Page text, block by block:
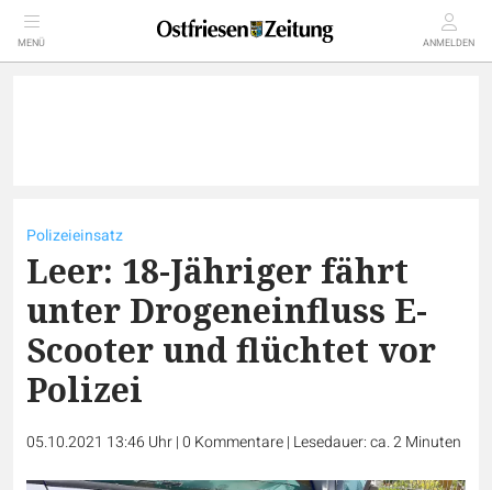
MENÜ ANMELDEN
Polizeieinsatz
Leer: 18-Jähriger fährt
unter Drogeneinfluss E-
Scooter und flüchtet vor
Polizei
05.10.2021 13:46 Uhr|0 Kommentare| Lesedauer: ca. 2 Minuten